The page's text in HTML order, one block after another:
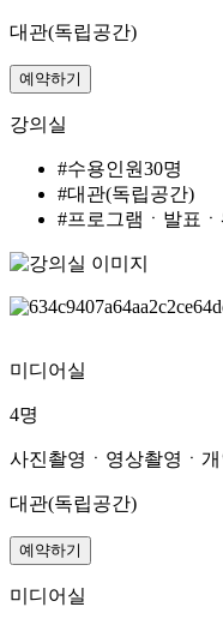
대관(독립공간)
예약하기
강의실
#수용인원30명
#대관(독립공간)
#프로그램ㆍ발표
미디어실
4명
사진촬영ㆍ영상촬영ㆍ
대관(독립공간)
예약하기
미디어실